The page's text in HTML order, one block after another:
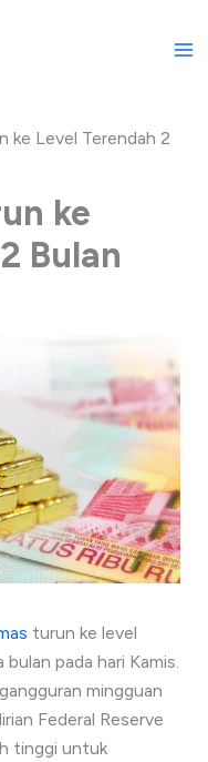
ke Level Terendah 2
ke
Bulan
turun ke level
pada hari Kamis.
mingguan
Federal Reserve
tinggi untuk